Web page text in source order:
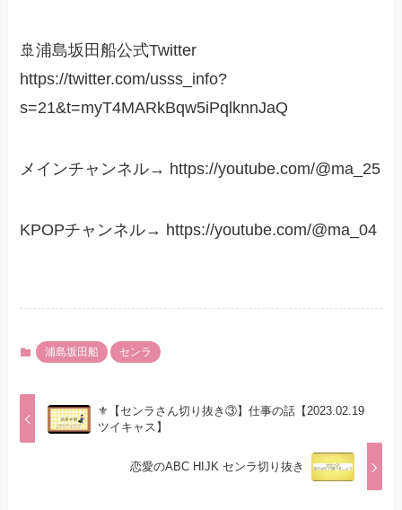
🚢浦島坂田船公式Twitter
https://twitter.com/usss_info?
s=21&t=myT4MARkBqw5iPqlknnJaQ
メインチャンネル→ https://youtube.com/@ma_25
KPOPチャンネル→ https://youtube.com/@ma_04
浦島坂田船 センラ
⚜️【センラさん切り抜き③】仕事の話【2023.02.19
ツイキャス】
恋愛のABC HIJK センラ切り抜き